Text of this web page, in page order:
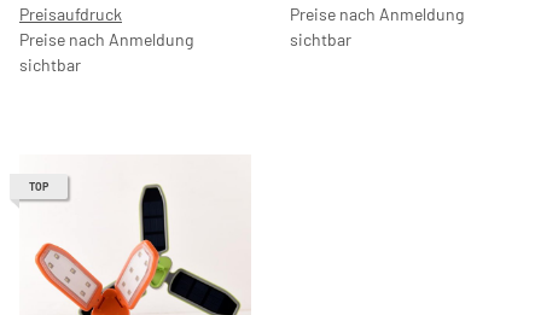
Preisaufdruck
Preise nach Anmeldung
sichtbar
Preise nach Anmeldung
sichtbar
TOP